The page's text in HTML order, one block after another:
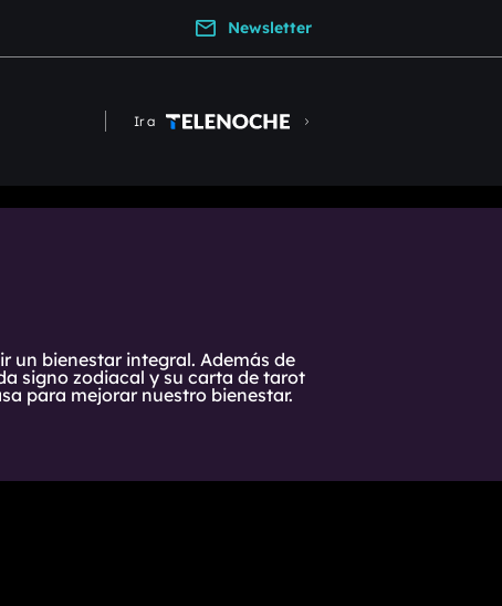
Newsletter
Ir a
un bienestar integral. Además de
signo zodiacal y su carta de tarot
para mejorar nuestro bienestar.